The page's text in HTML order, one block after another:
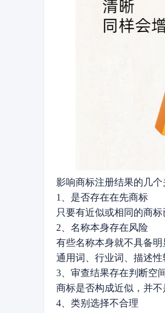
影响商标注册结果的几个
1、是否存在在先商标
只要有近似或相同的商
2、名称本身存在风险
有些名称本身就不具备明
通用词、行业词、描述性
3、审查结果存在判断空
商标是否构成近似，并
4、类别选择不合理